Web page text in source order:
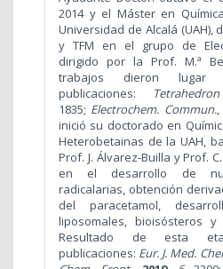
2014 y el Máster en
Universidad de Alcalá (UAH),
y TFM en el grupo de
dirigido por la Prof. M.ª
trabajos dieron
publicaciones:
1835; Electrochem. Commun.,
inició su doctorado en
Heterobetainas de la UAH,
Prof. J. Álvarez-Builla y Prof.
en el desarrollo de
radicalarias, obtención
del paracetamol,
liposomales, bioisósteros y
Resultado de esta
publicaciones: Eur. J. Med.